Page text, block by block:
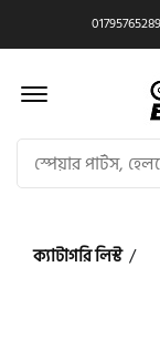
01795765289
Offcanvas
ক্যাটাগরি লিস্ট/